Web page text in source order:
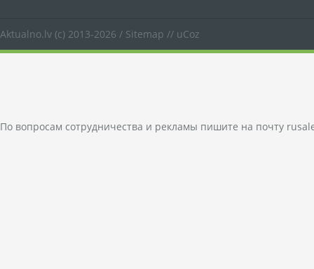
Aktualno.lv (c) 2013-2026 / Sitemap // uCoz
По вопросам сотрудничества и рекламы пишите на почту